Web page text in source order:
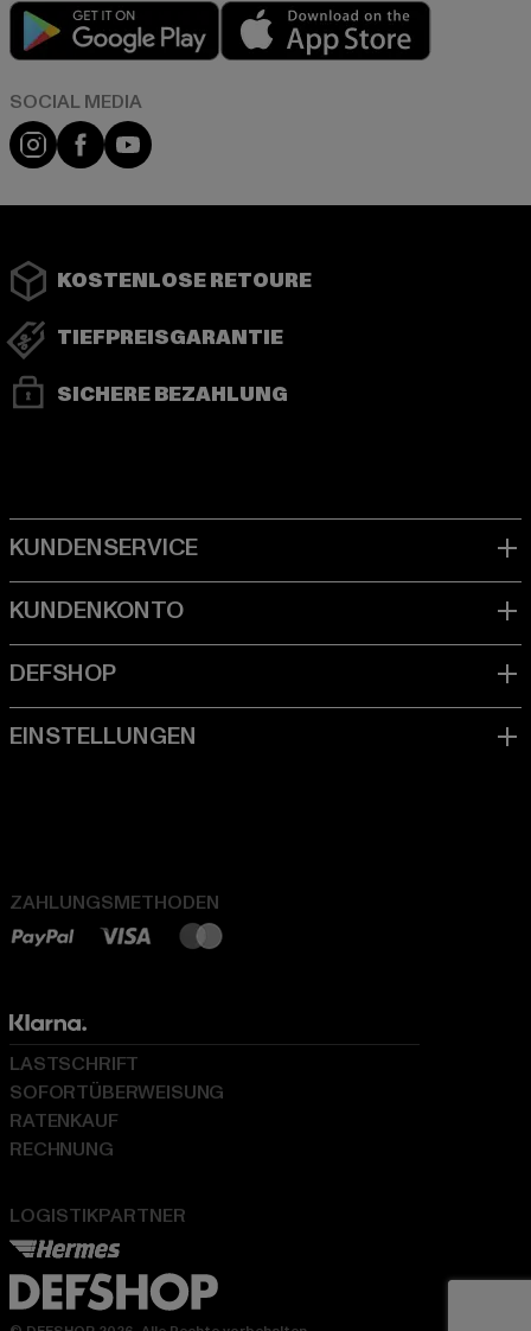
Play market
Instagram
FacebookYouTube
KOSTENLOSE RETOURE
TIEFPREISGARANTIE
SICHERE BEZAHLUNG
ZAHLUNGSMETHODEN
LOGISTIKPARTNER
LASTSCHRIFT
SOFORTÜBERWEISUNG
RATENKAUF
RECHNUNG